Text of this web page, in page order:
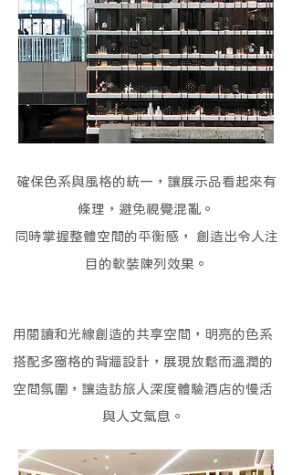
確保色系與風格的統一，讓展示品看起來有
條理，避免視覺混亂。
同時掌握整體空間的平衡感， 創造出令人注
目的軟裝陳列效果。
用閱讀和光線創造的共享空間，明亮的色系
搭配多窗格的背牆設計，展現放鬆而溫潤的
空間氛圍，讓造訪旅人深度體驗酒店的慢活
與人文氣息。